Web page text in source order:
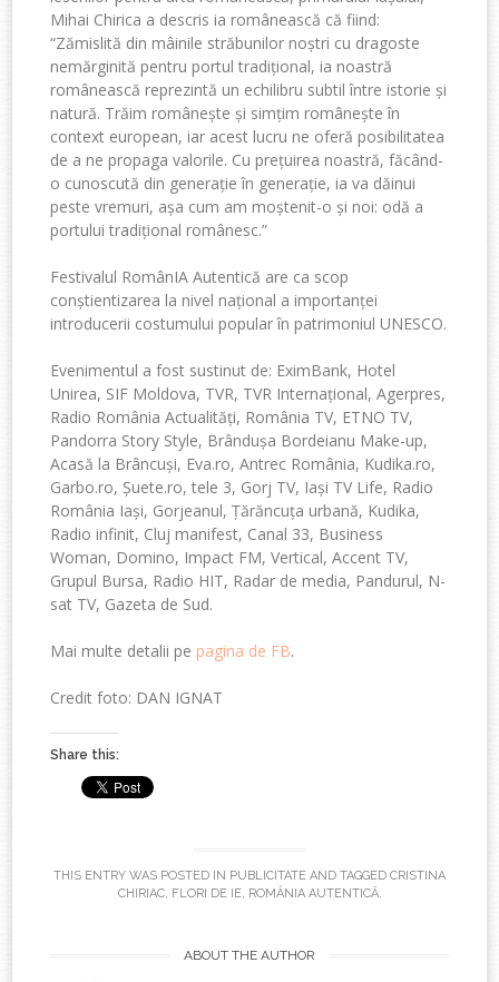
Mihai Chirica a descris ia românească că fiind:
“Zămislită din mâinile străbunilor noștri cu dragoste
nemărginită pentru portul tradițional, ia noastră
românească reprezintă un echilibru subtil între istorie și
natură. Trăim românește și simțim românește în
context european, iar acest lucru ne oferă posibilitatea
de a ne propaga valorile. Cu prețuirea noastră, făcând-
o cunoscută din generație în generație, ia va dăinui
peste vremuri, așa cum am moștenit-o și noi: odă a
portului tradițional românesc.”
Festivalul RomânIA Autentică are ca scop
conștientizarea la nivel național a importanței
introducerii costumului popular în patrimoniul UNESCO.
Evenimentul a fost sustinut de: EximBank, Hotel
Unirea, SIF Moldova, TVR, TVR Internațional, Agerpres,
Radio România Actualități, România TV, ETNO TV,
Pandorra Story Style, Brândușa Bordeianu Make-up,
Acasă la Brâncuși, Eva.ro, Antrec România, Kudika.ro,
Garbo.ro, Șuete.ro, tele 3, Gorj TV, Iași TV Life, Radio
România Iași, Gorjeanul, Țărăncuța urbană, Kudika,
Radio infinit, Cluj manifest, Canal 33, Business
Woman, Domino, Impact FM, Vertical, Accent TV,
Grupul Bursa, Radio HIT, Radar de media, Pandurul, N-
sat TV, Gazeta de Sud.
Mai multe detalii pe pagina de FB.
Credit foto: DAN IGNAT
Share this:
THIS ENTRY WAS POSTED IN PUBLICITATE AND TAGGED CRISTINA
CHIRIAC, FLORI DE IE, ROMÂNIA AUTENTICĂ.
ABOUT THE AUTHOR